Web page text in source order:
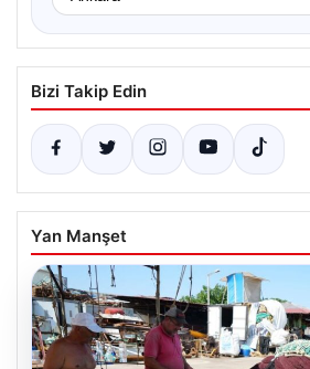
Bizi Takip Edin
Yan Manşet